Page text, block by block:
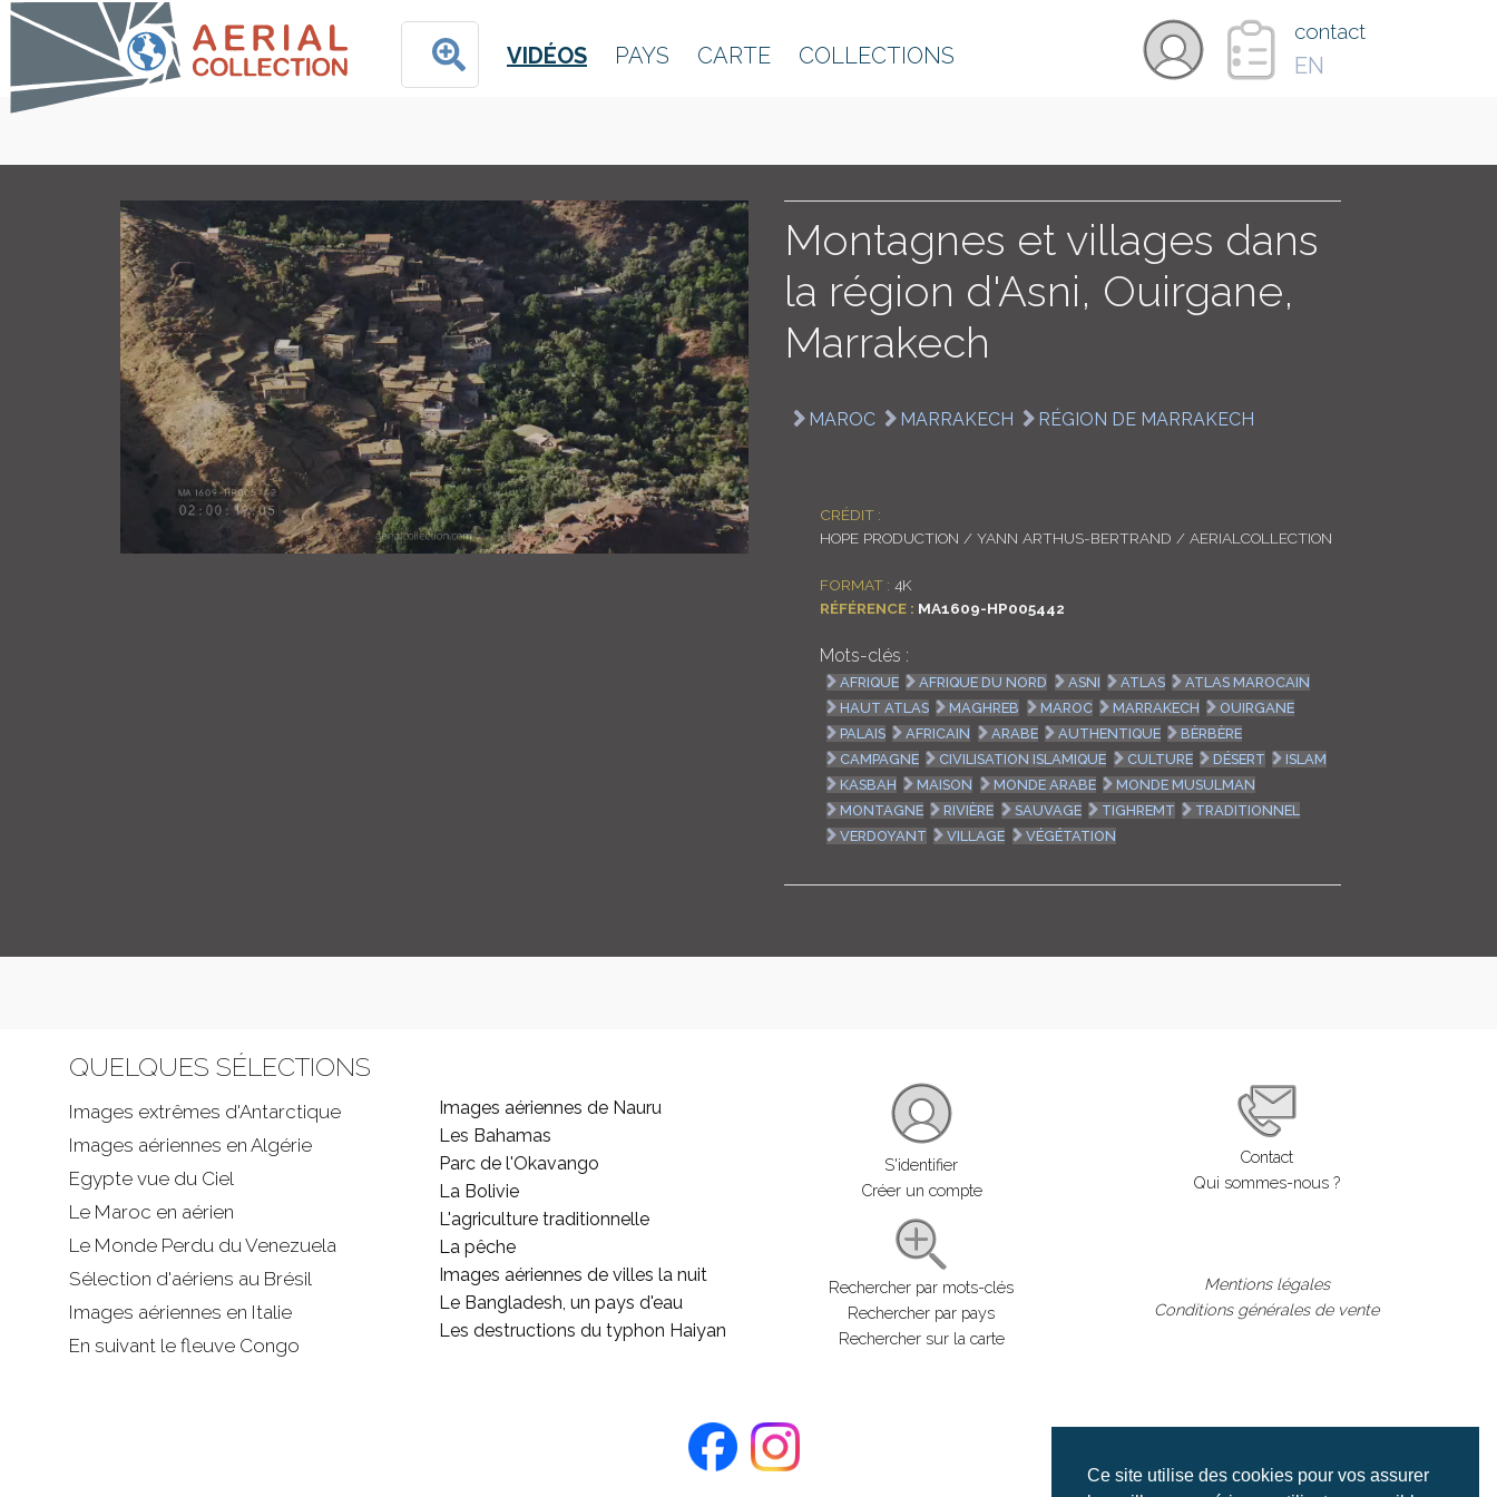
Ce site utilise des cookies pour vos assurer
VIDÉOS PAYS CARTE COLLECTIONS
contact
EN
Montagnes et villages dans
la région d'Asni, Ouirgane,
Marrakech
MAROC MARRAKECH RÉGION DE MARRAKECH
CRÉDIT :
HOPE PRODUCTION / YANN ARTHUS-BERTRAND / AERIALCOLLECTION
FORMAT : 4K
RÉFÉRENCE : MA1609-HP005442
Mots-clés :
AFRIQUE AFRIQUE DU NORD ASNI ATLAS
ATLAS MAROCAIN
HAUT ATLAS
MAGHREB MAROC MARRAKECH
OUIRGANE
PALAIS
AFRICAIN ARABE AUTHENTIQUE
BÈRBÈRE
CAMPAGNE
CIVILISATION ISLAMIQUE CULTURE DÉSERT
ISLAM
KASBAH
MAISON MONDE ARABE
MONDE MUSULMAN
MONTAGNE
RIVIÈRE SAUVAGE TIGHREMT
TRADITIONNEL
VERDOYANT
VILLAGE VÉGÉTATION
QUELQUES SÉLECTIONS
Images extrêmes d'Antarctique
Images aériennes en Algérie
Egypte vue du Ciel
Le Maroc en aérien
Le Monde Perdu du Venezuela
Sélection d'aériens au Brésil
Images aériennes en Italie
En suivant le fleuve Congo
Images aériennes de Nauru
Les Bahamas
Parc de l'Okavango
La Bolivie
L'agriculture traditionnelle
La pêche
Images aériennes de villes la nuit
Le Bangladesh, un pays d'eau
Les destructions du typhon Haiyan
S'identifier
Créer un compte
Rechercher par mots-clés
Rechercher par pays
Rechercher sur la carte
Contact
Qui sommes-nous ?
Mentions légales
Conditions générales de vente